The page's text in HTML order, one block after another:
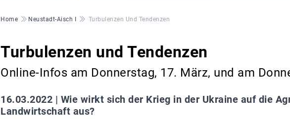
Pfadnavigation
Home Neustadt-Aisch I Turbulenzen Und Tendenzen
Turbulenzen und Tendenzen
Online-Infos am Donnerstag, 17. März, und am
16.03.2022 | Wie wirkt sich der Krieg in der Ukraine auf die
Landwirtschaft aus?